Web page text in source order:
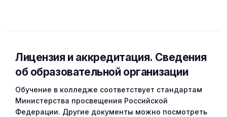
Лицензия и аккредитация. Cведения
об образовательной организации
Обучение в колледже соответствует стандартам
Министерства просвещения Российской
Федерации. Другие документы можно посмотреть